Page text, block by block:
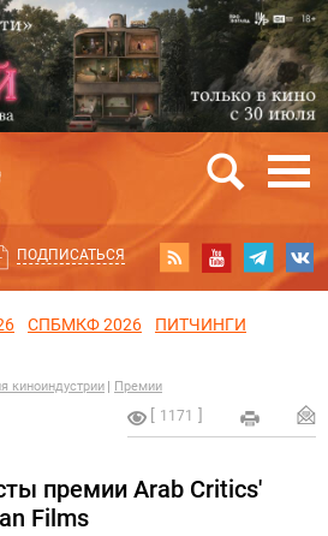
ПОДПИСАТЬСЯ
СПБМКФ 2026
ПИТЧИНГИ
киноиндустрии Премии
1171
премии Arab Critics'
Films